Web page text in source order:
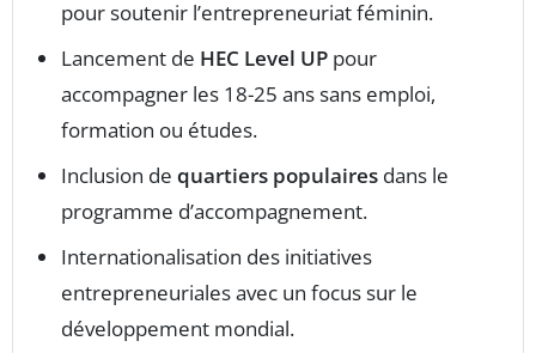
pour soutenir l’entrepreneuriat féminin.
Lancement de HEC Level UP pour
accompagner les 18-25 ans sans emploi,
formation ou études.
Inclusion de quartiers populaires dans le
programme d’accompagnement.
Internationalisation des initiatives
entrepreneuriales avec un focus sur le
développement mondial.